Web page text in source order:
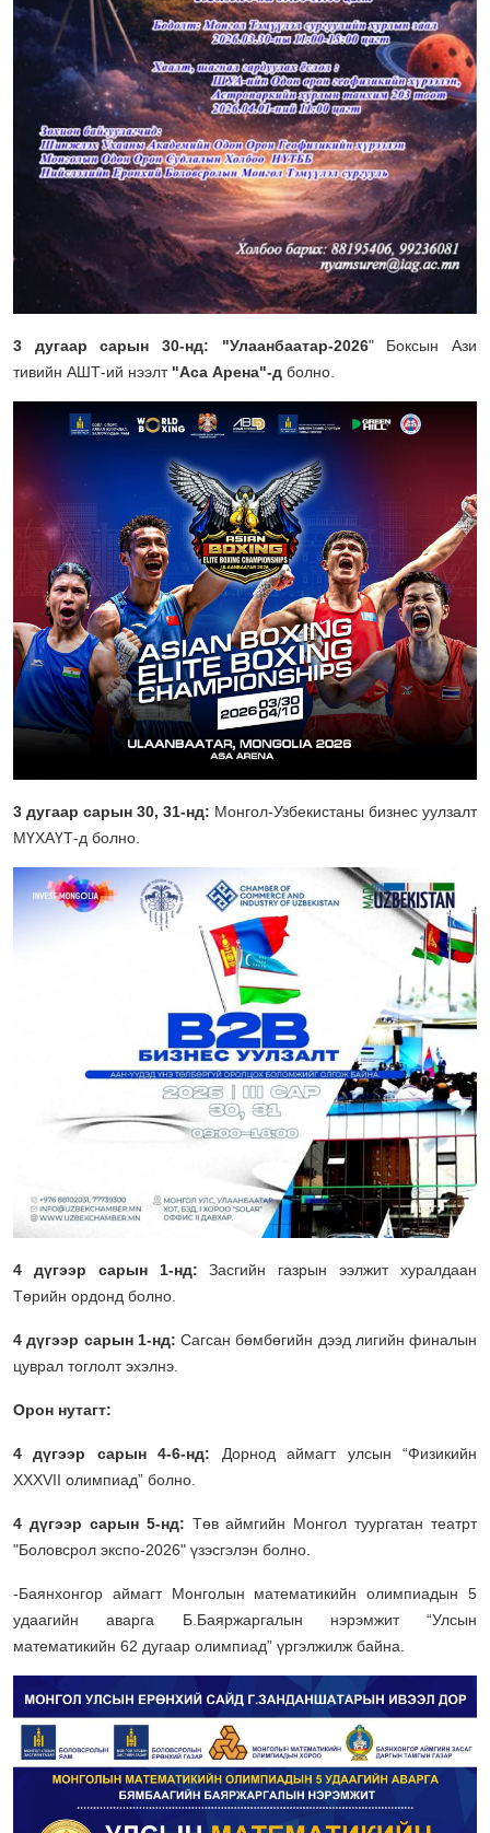
3 дугаар сарын 30-нд: "Улаанбаатар-2026" Боксын Ази
тивийн АШТ-ий нээлт "Аса Арена"-д болно.
3 дугаар сарын 30, 31-нд: Монгол-Узбекистаны бизнес уулзалт
МҮХАҮТ-д болно.
4 дүгээр сарын 1-нд:Засгийн газрын ээлжит хуралдаан
Төрийн ордонд болно.
4 дүгээр сарын 1-нд: Сагсан бөмбөгийн дээд лигийн финалын
цуврал тоглолт эхэлнэ.
Орон нутагт:
4 дүгээр сарын 4-6-нд: Дорнод аймагт улсын “Физикийн
XXXVII олимпиад” болно.
4 дүгээр сарын 5-нд: Төв аймгийн Монгол туургатан театрт
"Боловсрол экспо-2026" үзэсгэлэн болно.
-Баянхонгор аймагт Монголын математикийн олимпиадын 5
удаагийн аварга Б.Баяржаргалын нэрэмжит “Улсын
математикийн 62 дугаар олимпиад” үргэлжилж байна.